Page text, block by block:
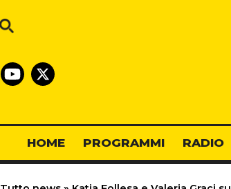
HOME PROGRAMMI RADIO